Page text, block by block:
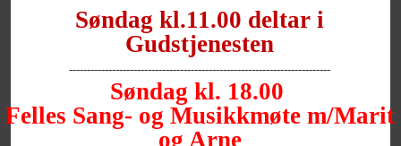
Søndag kl.11.00 deltar i
Gudstjenesten
-------------------------------------------------------------------------
Søndag kl. 18.00
Felles Sang- og Musikkmøte m/Marit
og Arne